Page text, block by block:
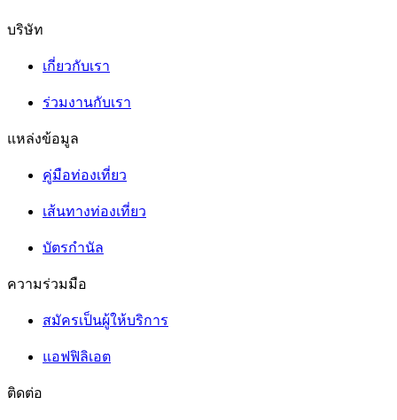
บริษัท
เกี่ยวกับเรา
ร่วมงานกับเรา
แหล่งข้อมูล
คู่มือท่องเที่ยว
เส้นทางท่องเที่ยว
บัตรกำนัล
ความร่วมมือ
สมัครเป็นผู้ให้บริการ
แอฟฟิลิเอต
ติดต่อ